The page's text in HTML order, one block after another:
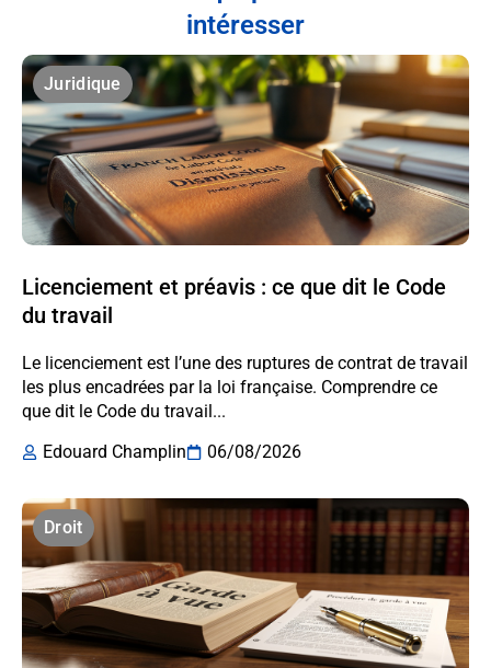
intéresser
Juridique
Licenciement et préavis : ce que dit le Code
du travail
Le licenciement est l’une des ruptures de contrat de travail
les plus encadrées par la loi française. Comprendre ce
que dit le Code du travail...
Edouard Champlin
06/08/2026
Droit